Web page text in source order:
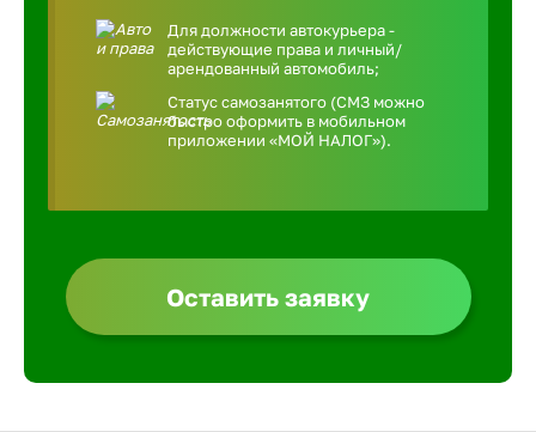
Для должности автокурьера -
действующие права и личный/
арендованный автомобиль;
Статус самозанятого (СМЗ можно
быстро оформить в мобильном
приложении «МОЙ НАЛОГ»).
Оставить заявку